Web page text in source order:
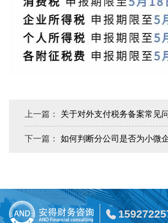
上一篇： 关于对外支付税务备案常见
下一篇： 如何判断分公司是否为小微